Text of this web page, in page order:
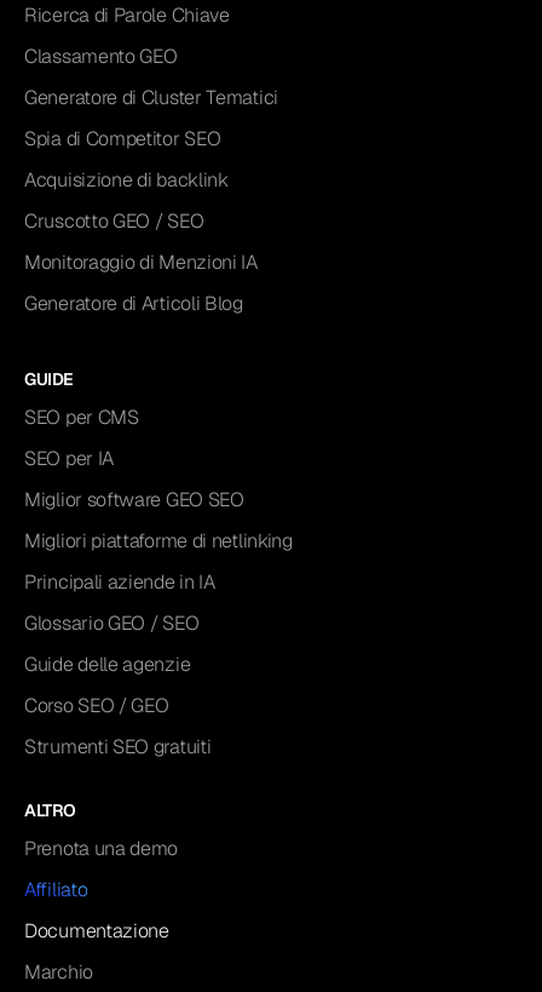
Ricerca di Parole Chiave
Classamento GEO
Generatore di Cluster Tematici
Spia di Competitor SEO
Acquisizione di backlink
Cruscotto GEO / SEO
Monitoraggio di Menzioni IA
Generatore di Articoli Blog
GUIDE
SEO per CMS
SEO per IA
Miglior software GEO SEO
Migliori piattaforme di netlinking
Principali aziende in IA
Glossario GEO / SEO
Guide delle agenzie
Corso SEO / GEO
Strumenti SEO gratuiti
ALTRO
Prenota una demo
Affiliato
Documentazione
Marchio